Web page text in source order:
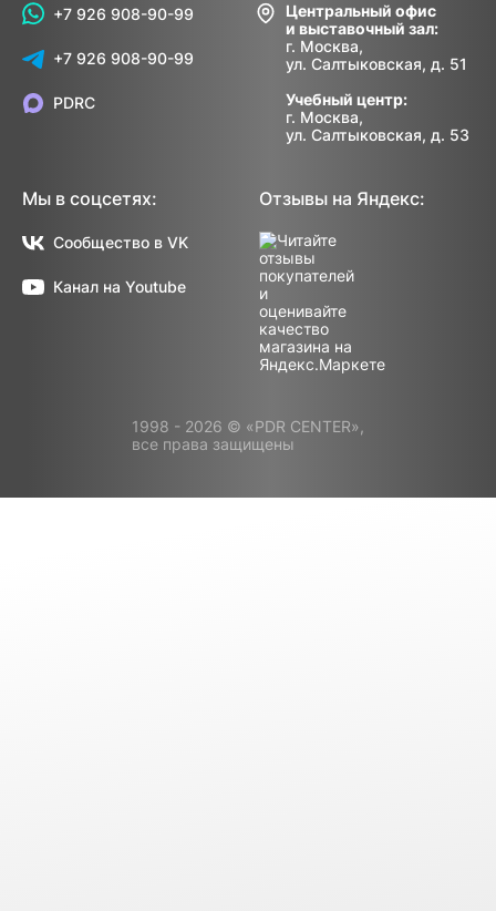
+7 926 908-90-99
+7 926 908-90-99
Центральный офис
и выставочный зал:
г. Москва,
ул. Салтыковская, д. 51
Учебный центр:
г. Москва,
ул. Салтыковская, д. 53
PDRC
Мы в соцсетях:
Сообщество в VK
Канал на Youtube
Отзывы на Яндекс:
1998 - 2026 © «PDR CENTER»,
все права защищены